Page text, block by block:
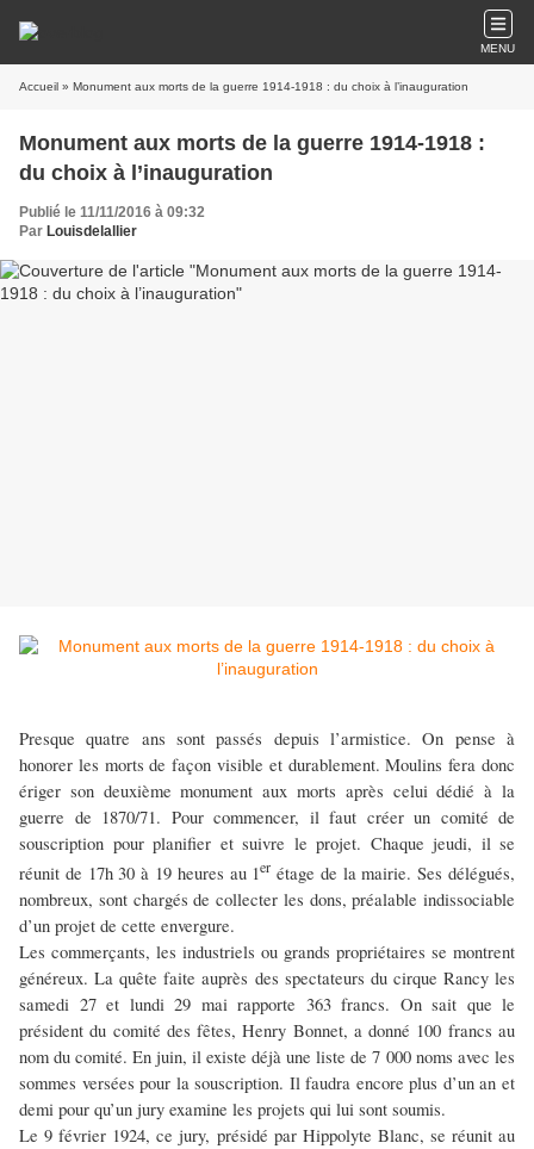
MENU
Accueil » Monument aux morts de la guerre 1914-1918 : du choix à l’inauguration
Monument aux morts de la guerre 1914-1918 :
du choix à l’inauguration
Publié le 11/11/2016 à 09:32
Par Louisdelallier
Presque quatre ans sont passés depuis l’armistice. On pense à
honorer les morts de façon visible et durablement. Moulins fera donc
ériger son deuxième monument aux morts après celui dédié à la
guerre de 1870/71. Pour commencer, il faut créer un comité de
souscription pour planifier et suivre le projet. Chaque jeudi, il se
réunit de 17h 30 à 19 heures au 1er étage de la mairie. Ses délégués,
nombreux, sont chargés de collecter les dons, préalable indissociable
d’un projet de cette envergure.
Les commerçants, les industriels ou grands propriétaires se montrent
généreux. La quête faite auprès des spectateurs du cirque Rancy les
samedi 27 et lundi 29 mai rapporte 363 francs. On sait que le
président du comité des fêtes, Henry Bonnet, a donné 100 francs au
nom du comité. En juin, il existe déjà une liste de 7 000 noms avec les
sommes versées pour la souscription. Il faudra encore plus d’un an et
demi pour qu’un jury examine les projets qui lui sont soumis.
Le 9 février 1924, ce jury, présidé par Hippolyte Blanc, se réunit au